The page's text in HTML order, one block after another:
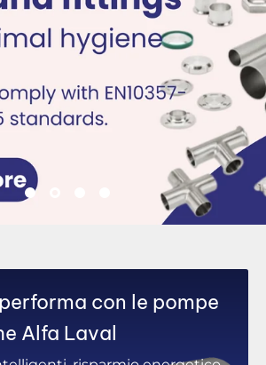
con le pompe
Alfa Laval